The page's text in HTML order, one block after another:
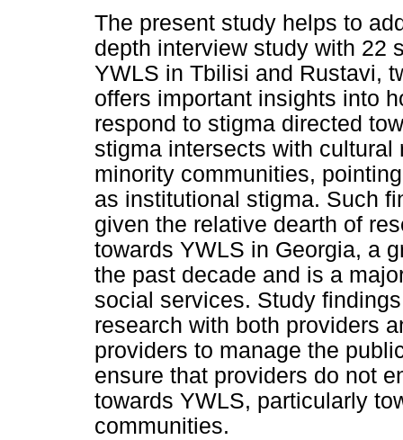
The present study helps to
depth interview study with 22
YWLS in Tbilisi and Rustavi,
offers important insights into
respond to stigma directed
stigma intersects with
minority communities,
as institutional stigma. Such
given the relative dearth of
towards YWLS in Georgia, a
the past decade and is a
social services. Study
research with both providers
providers to manage the
ensure that providers do not
towards YWLS, particularly
communities.